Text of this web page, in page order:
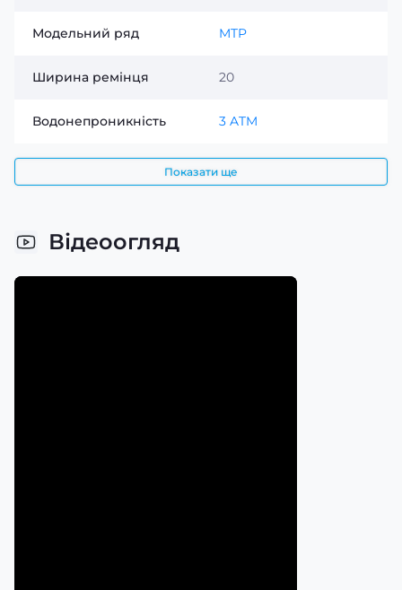
Модельний ряд MTP
Ширина ремінця 20
Водонепроникність 3 ATM
Показати ще
Відеоогляд